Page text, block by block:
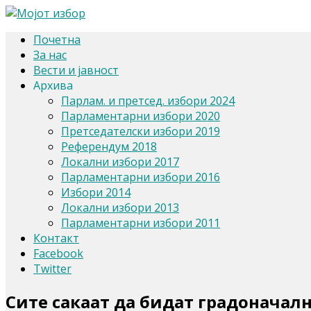
Почетна
За нас
Вести и јавност
Архива
Парлам. и претсед. избори 2024
Парламентарни избори 2020
Претседателски избори 2019
Референдум 2018
Локални избори 2017
Парламентарни избори 2016
Избори 2014
Локални избори 2013
Парламентарни избори 2011
Контакт
Facebook
Twitter
Сите сакаат да бидат